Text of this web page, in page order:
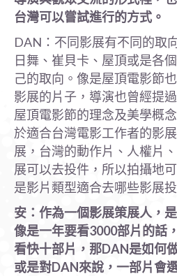
台灣可以嘗試進行的方式。
DAN：不同影展有不同的取
日舞、崔貝卡、屋頂或是各
己的取向。像是屋頂電影節
影展的片子，導演也曾經提
屋頂電影節的理念及美學概
於適合台灣電影工作者的影
展，台灣的動作片、人權片
展可以去投件，所以拍攝地
是影片類型適合去哪些影展投
安：作為一個影展策展人，
像是一年要看3000部片的話
看快十部片，那DAN是如何
或是對DAN來說，一部片會